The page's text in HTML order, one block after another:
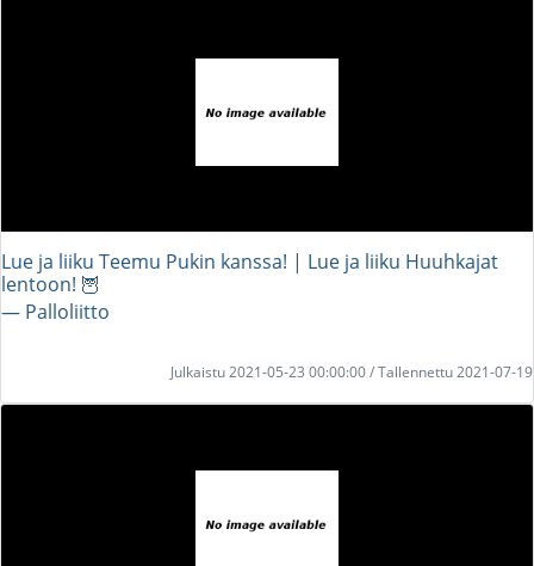
Lue ja liiku Teemu Pukin kanssa! | Lue ja liiku Huuhkajat
lentoon! 🦉
― Palloliitto
Julkaistu 2021-05-23 00:00:00 / Tallennettu 2021-07-19